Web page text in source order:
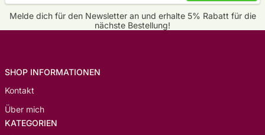
Melde dich für den Newsletter an und erhalte 5% Rabatt für die
nächste Bestellung!
SHOP INFORMATIONEN
Kontakt
Über mich
KATEGORIEN